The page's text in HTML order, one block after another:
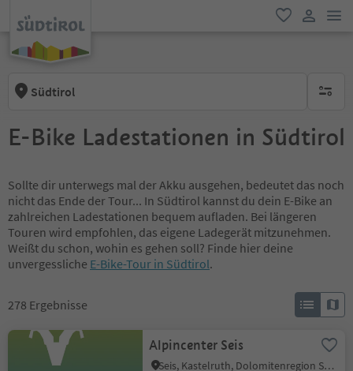
favorit
Südtirol keine
E-Bike Ladestationen in Südtirol
Sollte dir unterwegs mal der Akku ausgehen, bedeutet das noch
nicht das Ende der Tour... In Südtirol kannst du dein E-Bike an
zahlreichen Ladestationen bequem aufladen. Bei längeren
Touren wird empfohlen, das eigene Ladegerät mitzunehmen.
Weißt du schon, wohin es gehen soll? Finde hier deine
unvergessliche E-Bike-Tour in Südtirol.
278 Ergebnisse
Alpincenter Seis
Seis, Kastelruth, Dolomitenregion Seiser Alm